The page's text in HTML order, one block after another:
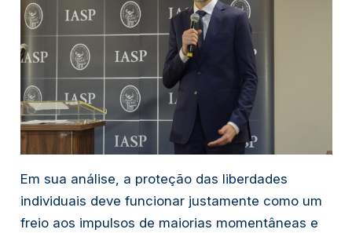
Em sua análise, a proteção das liberdades
individuais deve funcionar justamente como um
freio aos impulsos de maiorias momentâneas e